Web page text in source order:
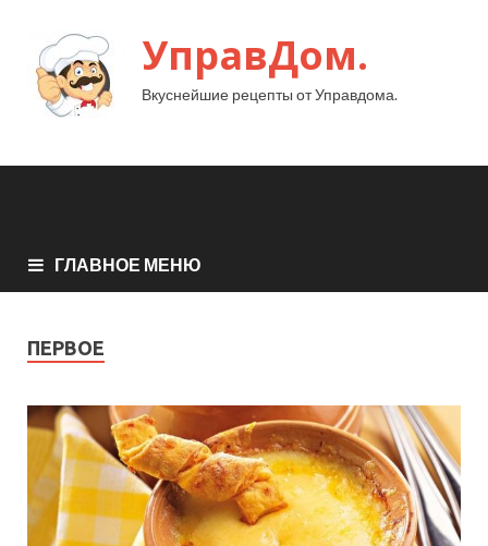
УправДом.
Вкуснейшие рецепты от Управдома.
ГЛАВНОЕ МЕНЮ
ПЕРВОЕ